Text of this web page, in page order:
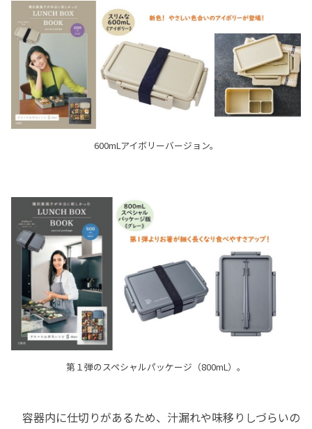
600mLアイボリーバージョン。
第１弾のスペシャルパッケージ（800mL）。
容器内に仕切りがあるため、汁漏れや味移りしづらいの